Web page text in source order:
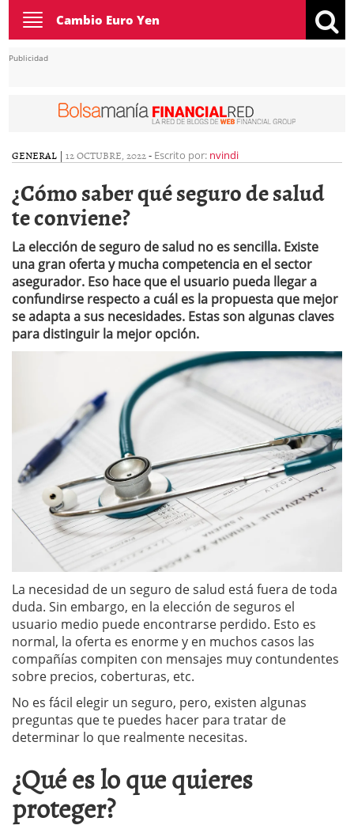
Toggle
navigation
Cambio Euro Yen
Publicidad
GENERAL | 12 OCTUBRE, 2022- Escrito por: nvindi
¿Cómo saber qué seguro de salud
te conviene?
La elección de seguro de salud no es sencilla. Existe
una gran oferta y mucha competencia en el sector
asegurador. Eso hace que el usuario pueda llegar a
confundirse respecto a cuál es la propuesta que mejor
se adapta a sus necesidades. Estas son algunas claves
para distinguir la mejor opción.
La necesidad de un seguro de salud está fuera de toda
duda. Sin embargo, en la elección de seguros el
usuario medio puede encontrarse perdido. Esto es
normal, la oferta es enorme y en muchos casos las
compañías compiten con mensajes muy contundentes
sobre precios, coberturas, etc.
No es fácil elegir un seguro, pero, existen algunas
preguntas que te puedes hacer para tratar de
determinar lo que realmente necesitas.
¿Qué es lo que quieres
proteger?